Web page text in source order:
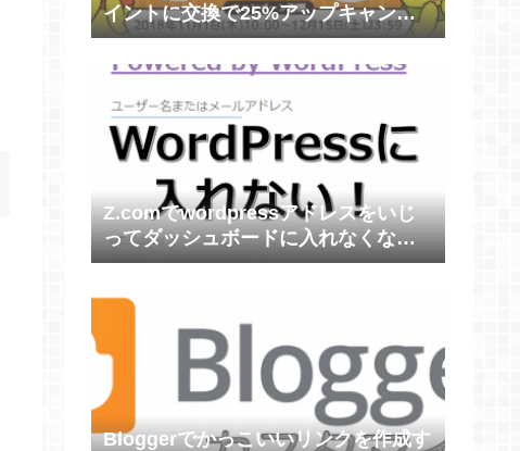
イントに交換で25%アップキャンペ
ーン
Z.comでwordpressアドレスをいじ
ってダッシュボードに入れなくなっ
たら
Bloggerでかっこいいリンクを作成す